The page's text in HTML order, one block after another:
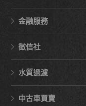
金融服務
徵信社
水質過濾
中古車買賣